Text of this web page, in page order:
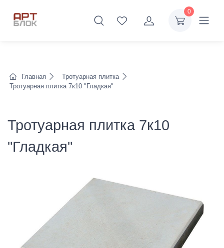
0
Главная
Тротуарная плитка
Тротуарная плитка 7к10 "Гладкая"
Тротуарная плитка 7к10
"Гладкая"